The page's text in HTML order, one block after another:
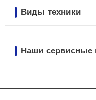
Виды техники
Наши сервисные